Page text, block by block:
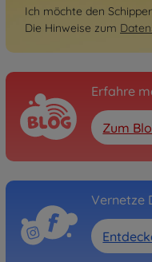
Ich möchte den
Die Hinweise zum
Erfahre
Zum
Vernetze